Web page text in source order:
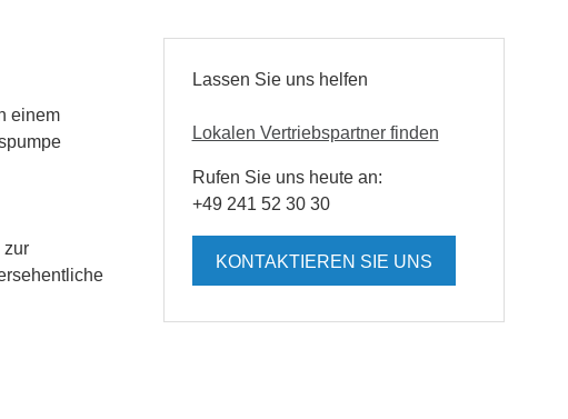
einem
zur
Lassen Sie uns helfen
Lokalen Vertriebspartner finden
Rufen Sie uns heute an:
+49 241 52 30 30
KONTAKTIEREN SIE UNS